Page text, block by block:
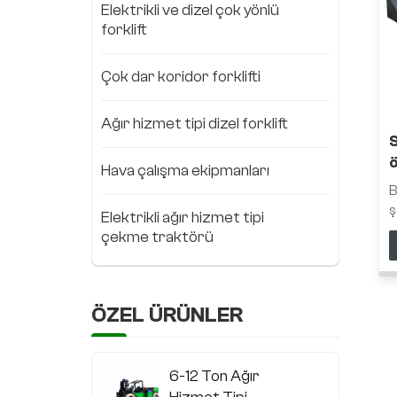
Elektrikli ve dizel çok yönlü
forklift
Çok dar koridor forklifti
Ağır hizmet tipi dizel forklift
Hava çalışma ekipmanları
Elektrikli ağır hizmet tipi
çekme traktörü
ÖZEL ÜRÜNLER
6-12 Ton Ağır